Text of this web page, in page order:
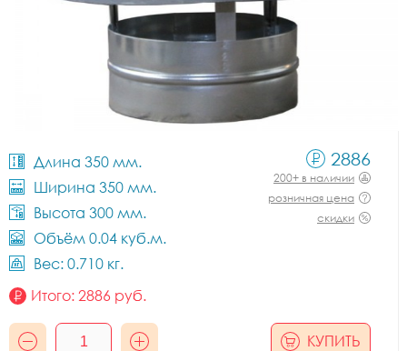
Длина 350 мм.
Ширина 350 мм.
Высота 300 мм.
Объём 0.04 куб.м.
Вес: 0.710 кг.
2886
200+ в наличии
розничная цена
скидки
Итого: 2886 руб.
КУПИТЬ